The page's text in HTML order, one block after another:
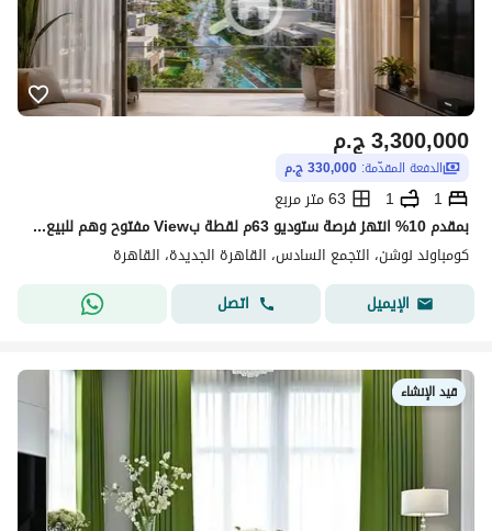
ج.م3,300,000
الدفعة المقدّمة: 330,000 ج.م
1
1
63 متر مربع
بمقدم 10% انتهز فرصة ستوديو 63م لقطة بView مفتوح وهم للبيع في ارقى كمبوند في التجمع
كومباوند نوشن، التجمع السادس، القاهرة الجديدة، القاهرة
الإيميل
اتصل
قيد الإنشاء